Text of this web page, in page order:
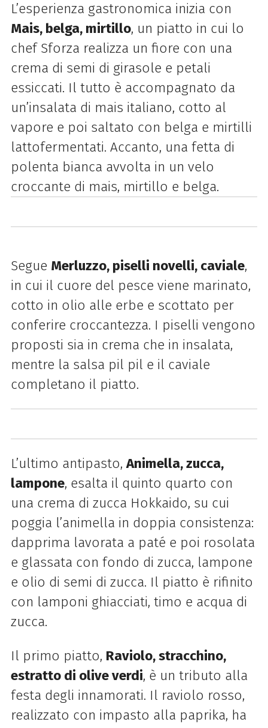
L’esperienza gastronomica inizia con
Mais, belga, mirtillo, un piatto in cui lo
chef Sforza realizza un fiore con una
crema di semi di girasole e petali
essiccati. Il tutto è accompagnato da
un’insalata di mais italiano, cotto al
vapore e poi saltato con belga e mirtilli
lattofermentati. Accanto, una fetta di
polenta bianca avvolta in un velo
croccante di mais, mirtillo e belga.
Segue Merluzzo, piselli novelli, caviale,
in cui il cuore del pesce viene marinato,
cotto in olio alle erbe e scottato per
conferire croccantezza. I piselli vengono
proposti sia in crema che in insalata,
mentre la salsa pil pil e il caviale
completano il piatto.
L’ultimo antipasto,Animella, zucca,
lampone, esalta il quinto quarto con
una crema di zucca Hokkaido, su cui
poggia l’animella in doppia consistenza:
dapprima lavorata a paté e poi rosolata
e glassata con fondo di zucca, lampone
e olio di semi di zucca. Il piatto è rifinito
con lamponi ghiacciati, timo e acqua di
zucca.
Il primo piatto, Raviolo, stracchino,
estratto di olive verdi, è un tributo alla
festa degli innamorati. Il raviolo rosso,
realizzato con impasto alla paprika, ha